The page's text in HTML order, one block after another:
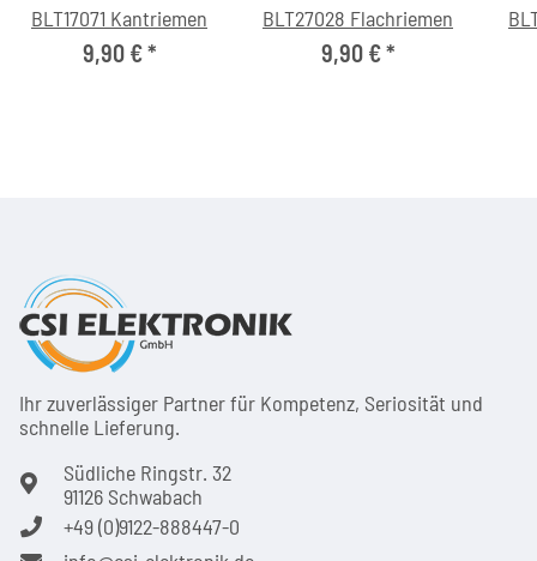
BLT17071 Kantriemen
9,90 €*
BLT27028 Flachriemen
9,90 €*
Ihr zuver­läs­siger Partner für Kom­pe­tenz, Seri­osi­tät und
schnel­le Lie­ferung.
Südliche Ringstr. 32
91126 Schwabach
+49 (0)9122-888447-0